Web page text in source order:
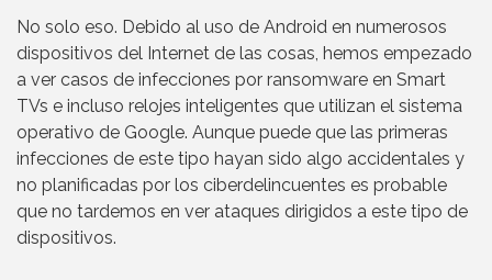
No solo eso. Debido al uso de Android en numerosos
dispositivos del Internet de las cosas, hemos empezado
a ver casos de infecciones por ransomware en Smart
TVs e incluso relojes inteligentes que utilizan el sistema
operativo de Google. Aunque puede que las primeras
infecciones de este tipo hayan sido algo accidentales y
no planificadas por los ciberdelincuentes es probable
que no tardemos en ver ataques dirigidos a este tipo de
dispositivos.